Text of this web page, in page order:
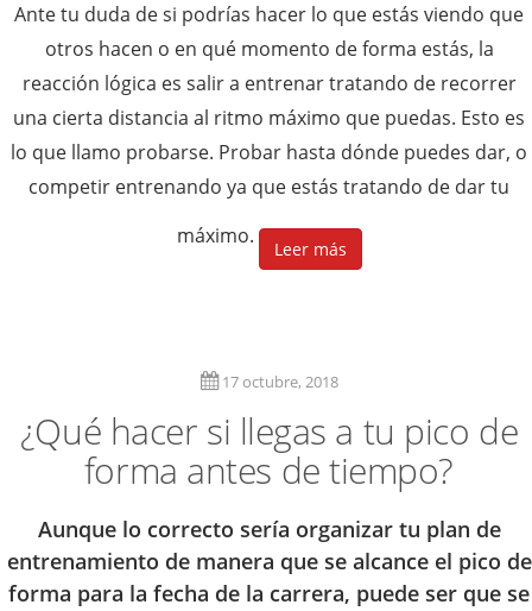
Ante tu duda de si podrías hacer lo que estás viendo que
otros hacen o en qué momento de forma estás, la
reacción lógica es salir a entrenar tratando de recorrer
una cierta distancia al ritmo máximo que puedas. Esto es
lo que llamo probarse. Probar hasta dónde puedes dar, o
competir entrenando ya que estás tratando de dar tu
máximo.
Leer más
17 octubre, 2018
¿Qué hacer si llegas a tu pico de
forma antes de tiempo?
Aunque lo correcto sería organizar tu plan de
entrenamiento de manera que se alcance el pico de
forma para la fecha de la carrera, puede ser que se